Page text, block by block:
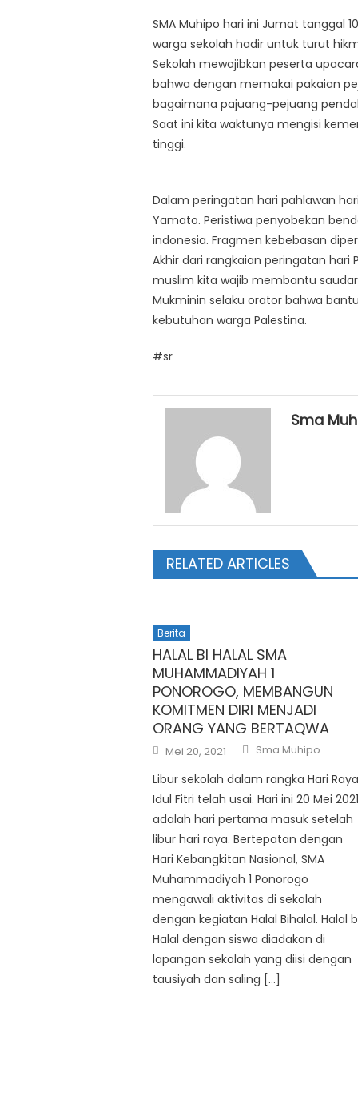
SMA Muhipo hari ini Jumat tanggal
warga sekolah hadir untuk turut
Sekolah mewajibkan peserta
bahwa dengan memakai pakaian
bagaimana pajuang-pejuang
Saat ini kita waktunya mengisi
tinggi.
Dalam peringatan hari pahlawan
Yamato. Peristiwa penyobekan
indonesia. Fragmen kebebasan
Akhir dari rangkaian peringatan hari
muslim kita wajib membantu
Mukminin selaku orator bahwa
kebutuhan warga Palestina.
#sr
Sma
RELATED ARTICLES
Berita
HALAL BI HALAL SMA
MUHAMMADIYAH 1
PONOROGO, MEMBANGUN
KOMITMEN DIRI MENJADI
ORANG YANG BERTAQWA
Posted
on
Mei 20, 2021 Author
Sma Muhipo
Libur sekolah dalam rangka Hari Raya
Idul Fitri telah usai. Hari ini 20 Mei 2021
adalah hari pertama masuk setelah
libur hari raya. Bertepatan dengan
Hari Kebangkitan Nasional, SMA
Muhammadiyah 1 Ponorogo
mengawali aktivitas di sekolah
dengan kegiatan Halal Bihalal. Halal
Halal dengan siswa diadakan di
lapangan sekolah yang diisi dengan
tausiyah dan saling […]